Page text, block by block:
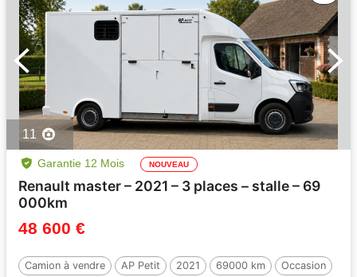
11
Garantie 12 Mois NOUVEAU
Renault master – 2021 – 3 places – stalle – 69
000km
48 600 €
Camion à vendre AP Petit 2021 69000 km
Occasion